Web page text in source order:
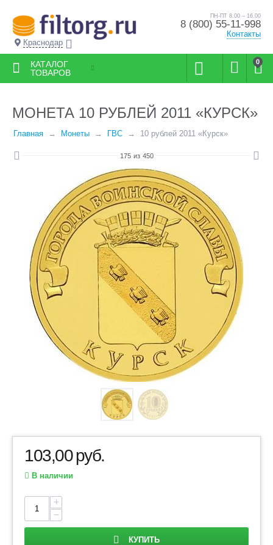
Краснодар
ПН-ПТ 8.00 – 16.00
8 (800) 55-11-998
Контакты
0
КАТАЛОГ
ТОВАРОВ
МОНЕТА 10 РУБЛЕЙ 2011 «КУРСК»
Главная Монеты ГВС 10 рублей 2011 «Курск»
175 из 450
103,00руб.
В наличии
+
−
КУПИТЬ